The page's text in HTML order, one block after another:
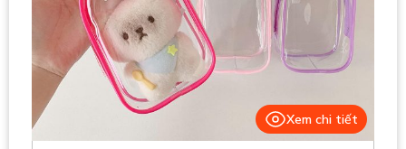
Xem chi tiết